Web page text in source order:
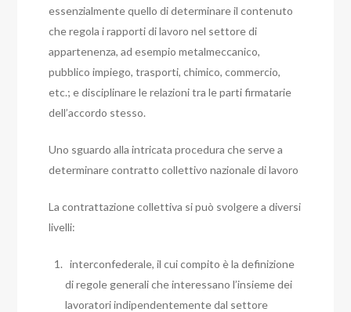
essenzialmente quello di determinare il contenuto
che regola i rapporti di lavoro nel settore di
appartenenza, ad esempio metalmeccanico,
pubblico impiego, trasporti, chimico, commercio,
etc.; e disciplinare le relazioni tra le parti firmatarie
dell’accordo stesso.
Uno sguardo alla intricata procedura che serve a
determinare contratto collettivo nazionale di lavoro
La contrattazione collettiva si può svolgere a diversi
livelli:
interconfederale, il cui compito è la definizione
di regole generali che interessano l’insieme dei
lavoratori indipendentemente dal settore